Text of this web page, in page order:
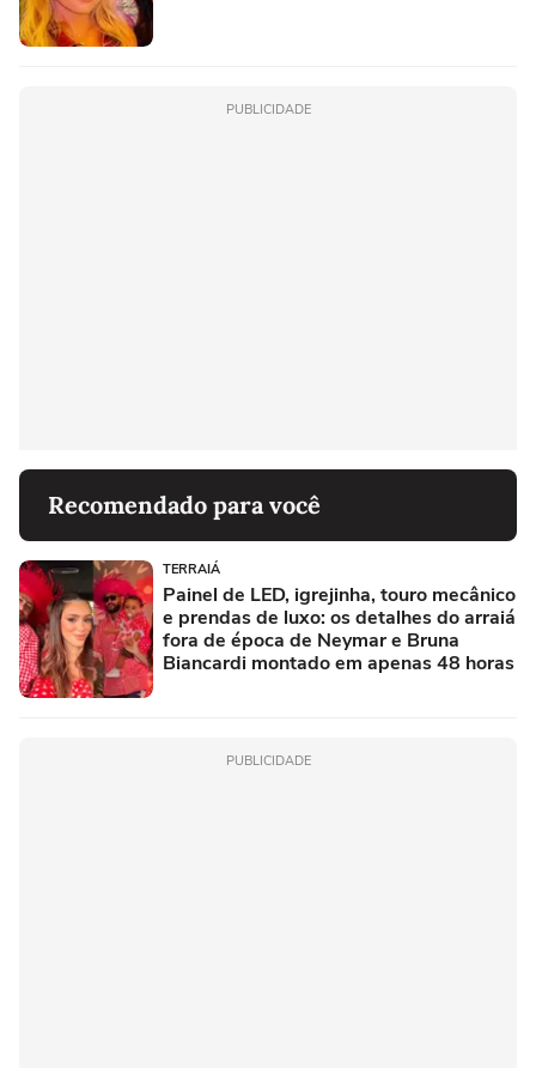
PUBLICIDADE
Recomendado para você
TERRAIÁ
Painel de LED, igrejinha, touro mecânico
e prendas de luxo: os detalhes do arraiá
fora de época de Neymar e Bruna
Biancardi montado em apenas 48 horas
PUBLICIDADE